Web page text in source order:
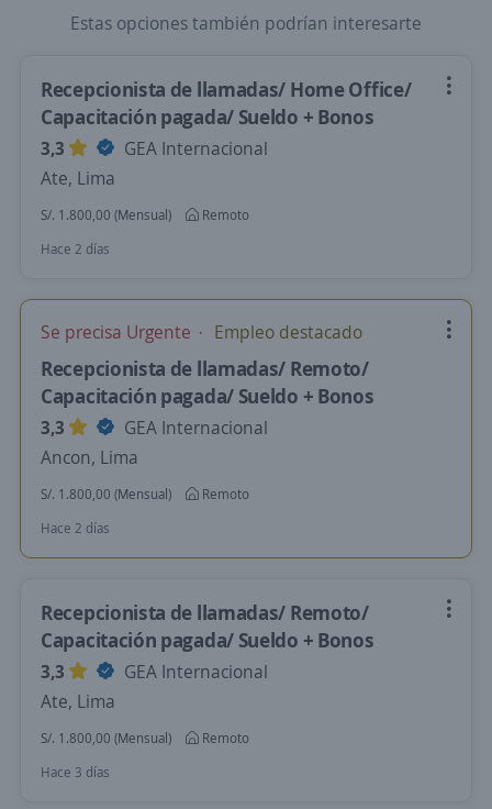
Estas opciones también podrían interesarte
Recepcionista de llamadas/ Home Office/
Capacitación pagada/ Sueldo + Bonos
3,3
GEA Internacional
Ate, Lima
S/. 1.800,00 (Mensual)
Remoto
Hace 2 días
Se precisa Urgente Empleo destacado
Recepcionista de llamadas/ Remoto/
Capacitación pagada/ Sueldo + Bonos
3,3
GEA Internacional
Ancon, Lima
S/. 1.800,00 (Mensual)
Remoto
Hace 2 días
Recepcionista de llamadas/ Remoto/
Capacitación pagada/ Sueldo + Bonos
3,3
GEA Internacional
Ate, Lima
S/. 1.800,00 (Mensual)
Remoto
Hace 3 días